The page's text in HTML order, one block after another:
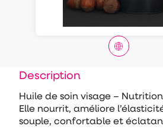
Description
Huile de soin visage –
Elle nourrit, améliore
souple, confortable et